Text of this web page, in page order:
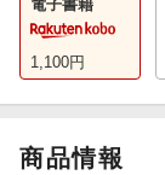
電子書籍
1,100円
商品情報